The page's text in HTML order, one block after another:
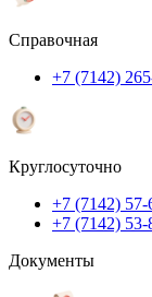
Справочная
+7 (7142)
Круглосуточно
+7 (7142) 57-
+7 (7142) 53-
Документы